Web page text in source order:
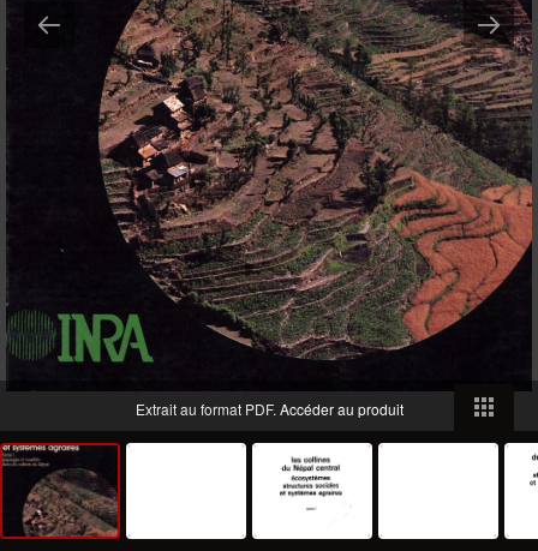
Extrait au format PDF. Accéder au produit